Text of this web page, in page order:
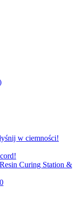
w ciemności!
Curing Station &